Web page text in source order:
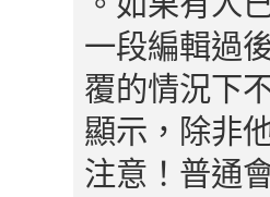
一段編輯過
覆的情況下
顯示，除非
注意！普通